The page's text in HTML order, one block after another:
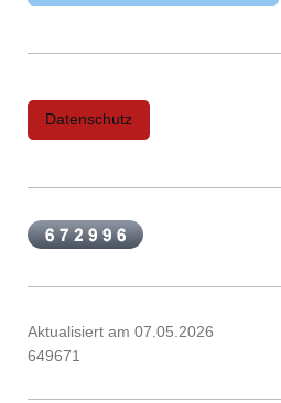
Datenschutz
Aktualisiert am 07.05.2026
649671